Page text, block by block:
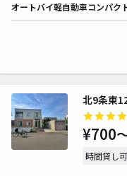
オートバイ軽自動車コンパク
北9条東
¥700
時間貸し可